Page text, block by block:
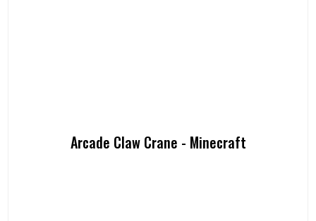
Arcade Claw Crane - Minecraft